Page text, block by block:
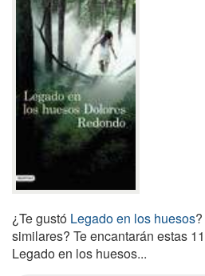
¿Te gustó Legado en los huesos
similares? Te encantarán estas
Legado en los huesos...